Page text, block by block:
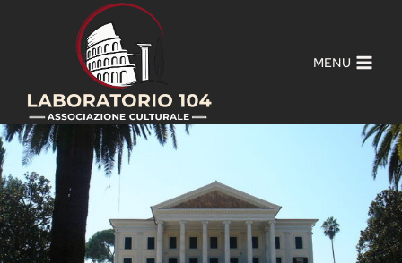
contenuto
MENU